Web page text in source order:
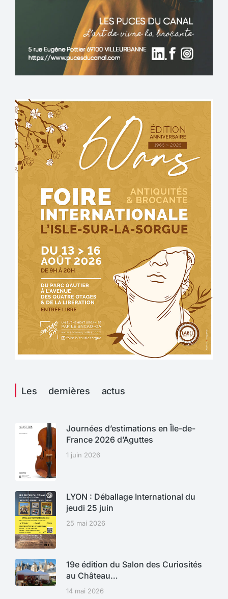
Les dernières actus
Journées d’estimations en Île-de-
France 2026 d’Aguttes
1 juin 2026
LYON : Déballage International du
jeudi 25 juin
25 mai 2026
19e édition du Salon des Curiosités
au Château…
14 mai 2026